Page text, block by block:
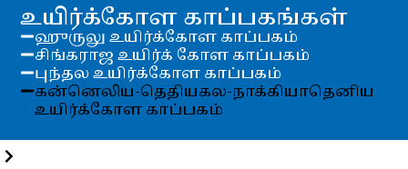
உயிர்க்கோள காப்பகங்கள்
ஹுருலு உயிர்க்கோள காப்பகம்
சிங்கராஜ உயிர்க் கோள காப்பகம்
புந்தல உயிர்க்கோள காப்பகம்
கன்னெலிய-தெதியகல-நாக்கியாதெனிய
உயிர்க்கோள காப்பகம்